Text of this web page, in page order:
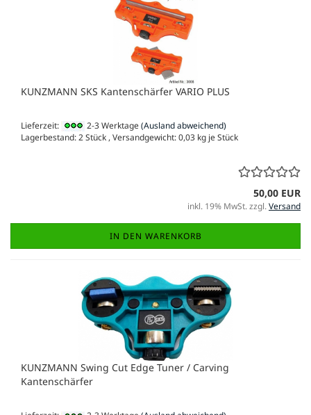
KUNZMANN SKS Kantenschärfer VARIO PLUS
Lieferzeit: 2-3 Werktage(Ausland abweichend)
Lagerbestand: 2 Stück , Versandgewicht:0,03 kg je Stück
50,00 EUR
inkl. 19% MwSt. zzgl.Versand
IN DEN WARENKORB
KUNZMANN Swing Cut Edge Tuner / Carving
Kantenschärfer